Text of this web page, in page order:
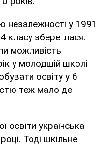
незалежності у 1991
класу збереглася.
можливість
у молодшій школі
освіту у 6
теж мало де
освіти українська
Тоді шкільне